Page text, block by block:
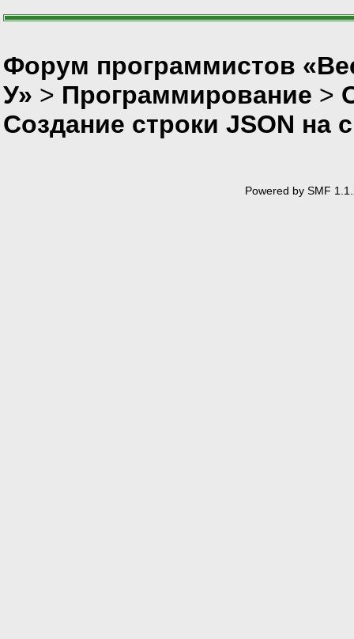
Форум программистов
У» > Программирование >
Создание строки JSON на
Powered by SMF